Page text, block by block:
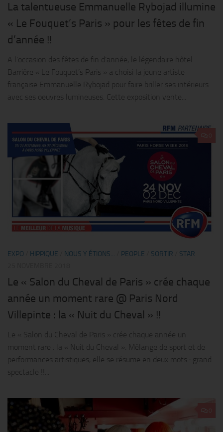
La talentueuse Emmanuelle Rybojad illumine
« Le Fouquet’s Paris » pour les fêtes de fin
d’année !!
A l’occasion des fêtes de fin d’année, le légendaire hôtel
Barrière « Le Fouquet’s Paris » a choisi la jeune artiste
française Emmanuelle Rybojad pour faire briller ses intérieurs
avec ses oeuvres lumineuses. Cette exposition vente...
EXPO HIPPIQUE NOUS Y ÉTIONS... PEOPLE SORTIR
STAR
Le « Salon du Cheval de Paris » crée chaque
année un moment rare @ Paris Nord
Villepinte : la « Nuit du Cheval » !!
Le « Salon du Cheval de Paris » crée chaque année un
moment rare : la « Nuit du Cheval ». Mélange de sport et de
performances artistiques, elle se résume en deux mots : grand
spectacle !!...